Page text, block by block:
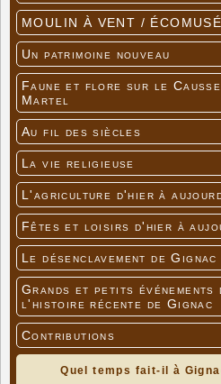
MOULIN À VENT /
Un patrimoine nouveau
Faune et flore sur le Causse
Martel
Au fil des siècles
La vie religieuse
L'agriculture d'hier à
Fêtes et loisirs d'hier à
Le désenclavement de Gignac
Grands et petits événements
l'histoire récente de Gignac
Contributions
Quel temps fait-il à